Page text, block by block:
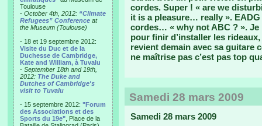
Toulouse
- October 4th, 2012: “Climate
Refugees” Conference at
the Museum (Toulouse)
- 18 et 19 septembre 2012:
Visite du Duc et de la
Duchesse de Cambridge,
Kate and William, à Tuvalu
- September 18th and 19th,
2012: The Duke and
Dutches of Cambridge's
visit to Tuvalu
- 15 septembre 2012: "Forum
des Associations et des
Sports du 19e" , Place de la
cordes. Super ! « are we
it is a pleasure… really ».
cordes… « why not ABC ? ». Je
pour finir d’installer les
revient demain avec sa guitare
ne maîtrise pas c’est pas top
Samedi 28 mars 2009
Samedi 28 mars 2009